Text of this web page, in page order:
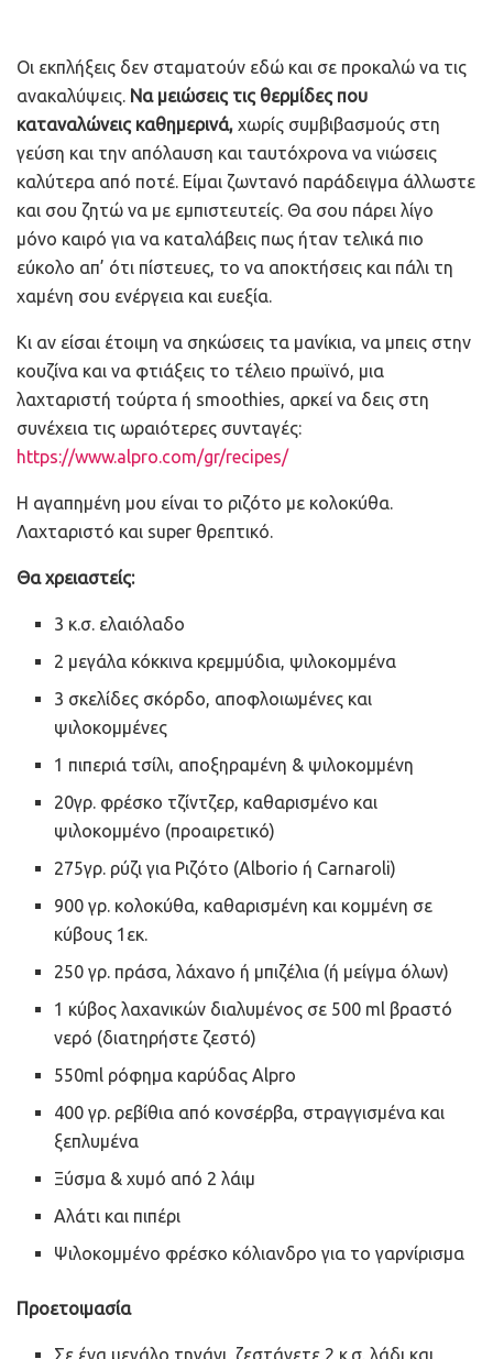
Οι εκπλήξεις δεν σταματούν εδώ και σε προκαλώ να τις
ανακαλύψεις. Να μειώσεις τις θερμίδες που
καταναλώνεις καθημερινά, χωρίς συμβιβασμούς στη
γεύση και την απόλαυση και ταυτόχρονα να νιώσεις
καλύτερα από ποτέ. Είμαι ζωντανό παράδειγμα άλλωστε
και σου ζητώ να με εμπιστευτείς. Θα σου πάρει λίγο
μόνο καιρό για να καταλάβεις πως ήταν τελικά πιο
εύκολο απ’ ότι πίστευες, το να αποκτήσεις και πάλι τη
χαμένη σου ενέργεια και ευεξία.
Κι αν είσαι έτοιμη να σηκώσεις τα μανίκια, να μπεις στην
κουζίνα και να φτιάξεις το τέλειο πρωϊνό, μια
λαχταριστή τούρτα ή smoothies, αρκεί να δεις στη
συνέχεια τις ωραιότερες συνταγές:
https://www.alpro.com/gr/recipes/
Η αγαπημένη μου είναι το ριζότο με κολοκύθα.
Λαχταριστό και super θρεπτικό.
Θα χρειαστείς:
3 κ.σ. ελαιόλαδο
2 μεγάλα κόκκινα κρεμμύδια, ψιλοκομμένα
3 σκελίδες σκόρδο, αποφλοιωμένες και
ψιλοκομμένες
1 πιπεριά τσίλι, αποξηραμένη & ψιλοκομμένη
20γρ. φρέσκο τζίντζερ, καθαρισμένο και
ψιλοκομμένο (προαιρετικό)
275γρ. ρύζι για Ριζότο (Alborio ή Carnaroli)
900 γρ. κολοκύθα, καθαρισμένη και κομμένη σε
κύβους 1εκ.
250 γρ. πράσα, λάχανο ή μπιζέλια (ή μείγμα όλων)
1 κύβος λαχανικών διαλυμένος σε 500 ml βραστό
νερό (διατηρήστε ζεστό)
550ml ρόφημα καρύδας Alpro
400 γρ. ρεβίθια από κονσέρβα, στραγγισμένα και
ξεπλυμένα
Ξύσμα & χυμό από 2 λάιμ
Αλάτι και πιπέρι
Ψιλοκομμένο φρέσκο κόλιανδρο για το γαρνίρισμα
Προετοιμασία
Σε ένα μεγάλο τηγάνι, ζεστάνετε 2 κ.σ. λάδι και